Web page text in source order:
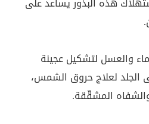
والعسل لتشكيل عجينة
لعلاج حروق الشمس،
المشقّقة.